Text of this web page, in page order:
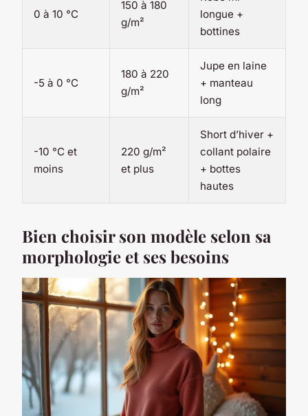
0 à 10 °C
150 à 180
g/m²
longue +
bottines
-5 à 0 °C
180 à 220
g/m²
Jupe en laine
+ manteau
long
-10 °C et
moins
220 g/m²
et plus
Short d’hiver +
collant polaire
+ bottes
hautes
Bien choisir son modèle selon sa
morphologie et ses besoins